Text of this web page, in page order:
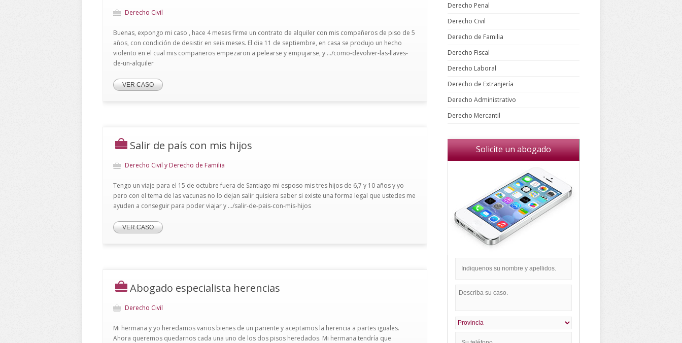
Derecho Civil
Buenas, expongo mi caso , hace 4 meses firme un contrato de alquiler con mis compañeros de piso de 5
años, con condición de desistir en seis meses. El dia 11 de septiembre, en casa se produjo un hecho
violento en el cual mis compañeros empezaron a pelearse y empujarse, y .../como-devolver-las-llaves-
de-un-alquiler
VER CASO
Salir de país con mis hijos
Derecho Civil y Derecho de Familia
Tengo un viaje para el 15 de octubre fuera de Santiago mi esposo mis tres hijos de 6,7 y 10 años y yo
pero con el tema de las vacunas no lo dejan salir quisiera saber si existe una forma legal que ustedes me
ayuden a conseguir para poder viajar y .../salir-de-pais-con-mis-hijos
VER CASO
Abogado especialista herencias
Derecho Civil
Mi hermana y yo heredamos varios bienes de un pariente y aceptamos la herencia a partes iguales.
Ahora queremos quedarnos cada una uno de los dos pisos heredados. Mi hermana tendría que
Derecho Penal
Derecho Civil
Derecho de Familia
Derecho Fiscal
Derecho Laboral
Derecho de Extranjería
Derecho Administrativo
Derecho Mercantil
Solicite un abogado